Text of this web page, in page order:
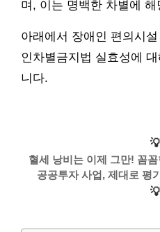
며, 이는 명백한 차별에 해
아래에서 장애인 편의시
인차별금지법 실효성에
니다.
혈세 낭비는 이제 그만! 꼼
공공투자 사업, 제대로 평